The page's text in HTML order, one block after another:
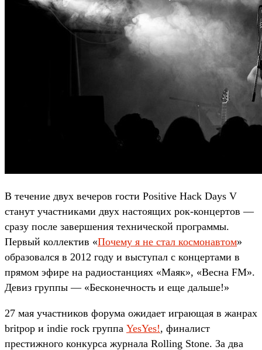
В течение двух вечеров гости Positive Hack Days V
станут участниками двух настоящих рок-концертов —
сразу после завершения технической программы.
Первый коллектив «Почему я не стал космонавтом»
образовался в 2012 году и выступал с концертами в
прямом эфире на радиостанциях «Маяк», «Весна FM».
Девиз группы — «Бесконечность и еще дальше!»
27 мая участников форума ожидает играющая в жанрах
britpop и indie rock группа YesYes!, финалист
престижного конкурса журнала Rolling Stone. За два